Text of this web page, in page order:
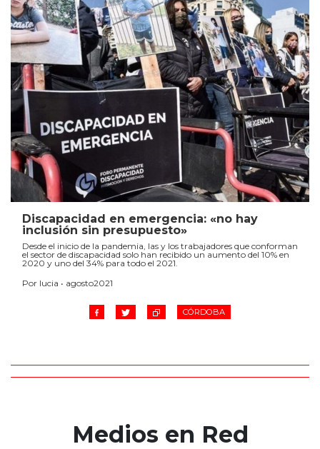
Discapacidad en emergencia: «no hay
inclusión sin presupuesto»
Desde el inicio de la pandemia, las y los trabajadores que conforman
el sector de discapacidad solo han recibido un aumento del 10% en
2020 y uno del 34% para todo el 2021.
Por lucia • agosto2021
CÓRDOBA
Medios en Red